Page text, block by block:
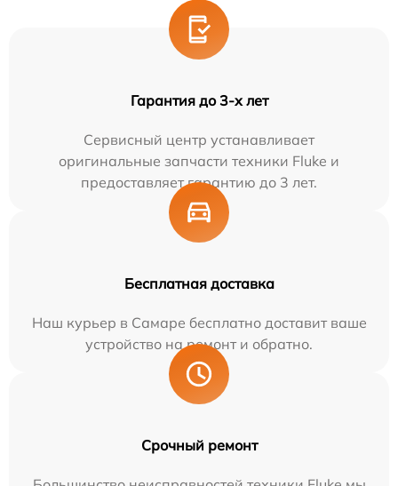
Гарантия до 3-х лет
Сервисный центр устанавливает
оригинальные запчасти техники Fluke и
предоставляет гарантию до 3 лет.
Бесплатная доставка
Наш курьер в Самаре бесплатно доставит ваше
устройство на ремонт и обратно.
Срочный ремонт